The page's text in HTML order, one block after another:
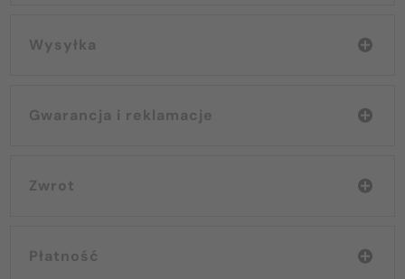
Wysyłka
Gwarancja i reklamacje
Zwrot
Płatność